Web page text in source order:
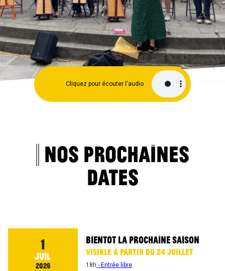
Cliquez pour écouter l'audio
|| NOS PROCHAINES
DATES
1
JUIL
2026
BIENTÔT LA PROCHAINE SAISON
VISIBLE À PARTIR DU 24 JUILLET
18h - Entrée libre